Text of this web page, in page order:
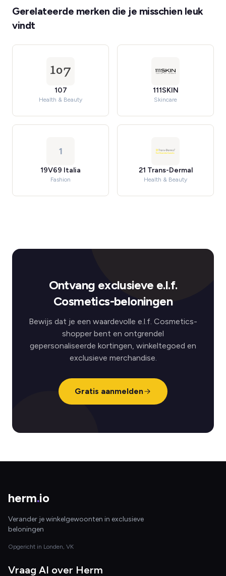
Gerelateerde merken die je misschien leuk
vindt
107
Health & Beauty
111SKIN
Skincare
1
19V69 Italia
Fashion
21 Trans-Dermal
Health & Beauty
Ontvang exclusieve e.l.f.
Cosmetics-beloningen
Bewijs dat je een waardevolle e.l.f. Cosmetics-
shopper bent en ontgrendel
gepersonaliseerde kortingen, winkeltegoed en
exclusieve merchandise.
Gratis aanmelden
herm.io
Verander je winkelgewoonten in exclusieve
beloningen
Opgericht in Londen, VK
Vraag AI over Herm